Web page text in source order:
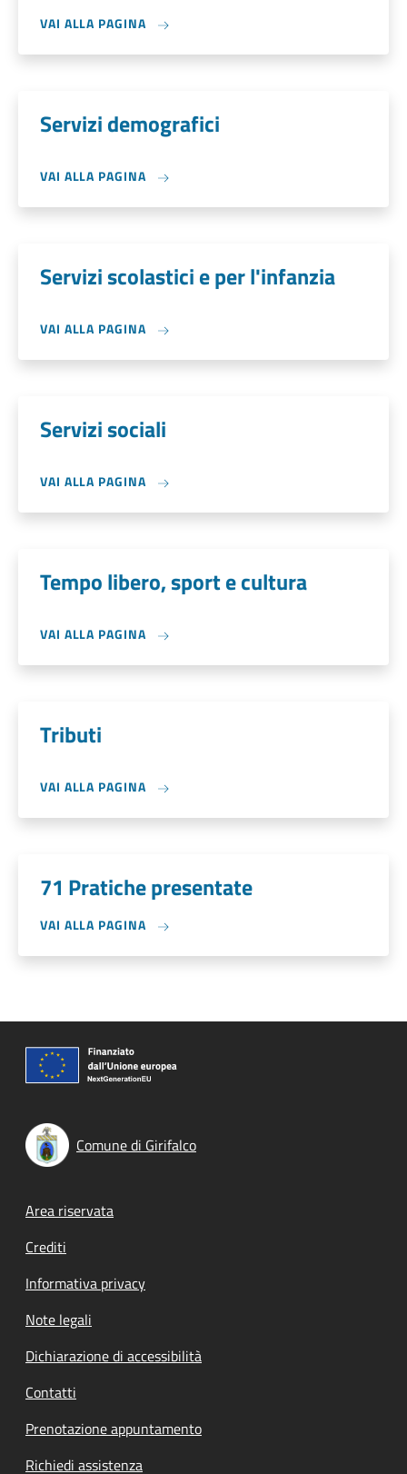
VAI ALLA PAGINA
Servizi demografici
VAI ALLA PAGINA
Servizi scolastici e per l'infanzia
VAI ALLA PAGINA
Servizi sociali
VAI ALLA PAGINA
Tempo libero, sport e cultura
VAI ALLA PAGINA
Tributi
VAI ALLA PAGINA
71 Pratiche presentate
VAI ALLA PAGINA
Comune di Girifalco
Footer menu
Area riservata
Crediti
Informativa privacy
Note legali
Dichiarazione di accessibilità
Contatti
Prenotazione appuntamento
Richiedi assistenza